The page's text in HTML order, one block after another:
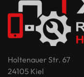
Holtenauer Str. 67
24105 Kiel